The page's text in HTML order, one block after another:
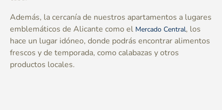
Además, la cercanía de nuestros apartamentos a lugares
emblemáticos de Alicante como el Mercado Central, los
hace un lugar idóneo, donde podrás encontrar alimentos
frescos y de temporada, como calabazas y otros
productos locales.